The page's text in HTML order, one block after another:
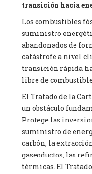
transición hacia
Los combustibles
suministro
abandonados de
catástrofe a nivel
transición rápida
libre de
El Tratado de la
un obstáculo
Protege las
suministro de
carbón, la
gaseoductos, las
térmicas. El